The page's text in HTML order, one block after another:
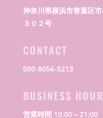
神奈川県横浜市青葉区
３０２号
CONTACT
090-8056-5213
BUSINESS HOUR
営業時間 10:00～21:00